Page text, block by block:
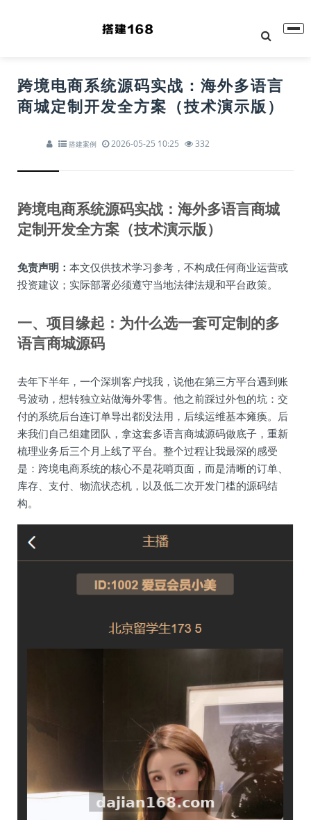
跨境电商系统源码实战：海外多语言
商城定制开发全方案（技术演示版）
搭建案例 2026-05-25 10:25 332
跨境电商系统源码实战：海外多语言商城
定制开发全方案（技术演示版）
免责声明： 本文仅供技术学习参考，不构成任何商业运营或
投资建议；实际部署必须遵守当地法律法规和平台政策。
一、项目缘起：为什么选一套可定制的多
语言商城源码
去年下半年，一个深圳客户找我，说他在第三方平台遇到账
号波动，想转独立站做海外零售。他之前踩过外包的坑：交
付的系统后台连订单导出都没法用，后续运维基本瘫痪。后
来我们自己组建团队，拿这套多语言商城源码做底子，重新
梳理业务后三个月上线了平台。整个过程让我最深的感受
是：跨境电商系统的核心不是花哨页面，而是清晰的订单、
库存、支付、物流状态机，以及低二次开发门槛的源码结
构。